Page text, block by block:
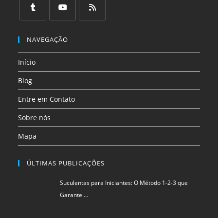
uma
aba
em
uma
aba
uma
em
nova
aba
em
aba
aba
NAVEGAÇÃO
Início
Blog
Entre em Contato
Sobre nós
Mapa
ÚLTIMAS PUBLICAÇÕES
Suculentas para Iniciantes: O Método 1-2-3 que
Garante …